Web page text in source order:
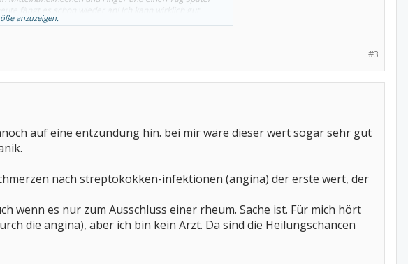
fängt es schon wieder an! Ich kann wirklich gut
anzuzeigen.
#3
auf eine entzündung hin. bei mir wäre dieser wert sogar sehr gut
nach streptokokken-infektionen (angina) der erste wert, der
wenn es nur zum Ausschluss einer rheum. Sache ist. Für mich hört
die angina), aber ich bin kein Arzt. Da sind die Heilungschancen